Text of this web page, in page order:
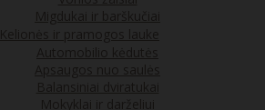
Migdukai ir barškučiai
Kelionės ir pramogos lauke
Automobilio kėdutės
Apsaugos nuo saulės
Balansiniai dviratukai
Mokyklai ir darželiui